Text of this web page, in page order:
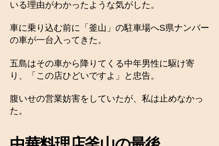
いる理由がわかったような気がした。
車に乗り込む前に「釜山」の駐車場へS県ナンバー
の車が一台入ってきた。
五島はその車から降りてくる中年男性に駆け寄
り、「この店ひどいですよ」と忠告。
腹いせの営業妨害をしていたが、私は止めなかっ
た。